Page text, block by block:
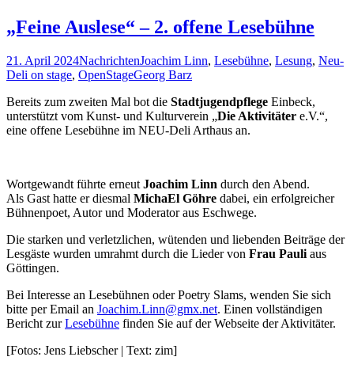
„Feine Auslese“ – 2. offene Lesebühne
21. April 2024NachrichtenJoachim Linn, Lesebühne, Lesung, Neu-
Deli on stage, OpenStageGeorg Barz
Bereits zum zweiten Mal bot die Stadtjugendpflege Einbeck,
unterstützt vom Kunst- und Kulturverein „Die Aktivitäter e.V.“,
eine offene Lesebühne im NEU-Deli Arthaus an.
Wortgewandt führte erneut Joachim Linn durch den Abend.
Als Gast hatte er diesmal MichaEl Göhre dabei, ein erfolgreicher
Bühnenpoet, Autor und Moderator aus Eschwege.
Die starken und verletzlichen, wütenden und liebenden Beiträge der
Lesgäste wurden umrahmt durch die Lieder von Frau Pauli aus
Göttingen.
Bei Interesse an Lesebühnen oder Poetry Slams, wenden Sie sich
bitte per Email an Joachim.Linn@gmx.net. Einen vollständigen
Bericht zurLesebühne finden Sie auf der Webseite der Aktivitäter.
[Fotos: Jens Liebscher | Text: zim]